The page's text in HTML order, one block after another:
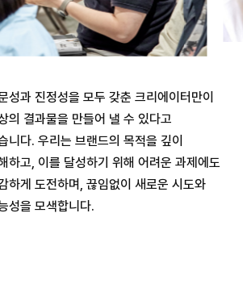
성과 진정성을 모두 갖춘 크리에이터만이
의 결과물을 만들어 낼 수 있다고
니다. 우리는 브랜드의 목적을 깊이
하고, 이를 달성하기 위해 어려운 과제에도
하게 도전하며, 끊임없이 새로운 시도와
성을 모색합니다.